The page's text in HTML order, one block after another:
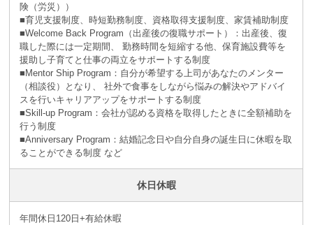
険（労災））
■育児支援制度、時短勤務制度、資格取得支援制度、家賃補助制度
■Welcome Back Program（出産後の復職サポート）：出産後、復
職した際には一定期間、 勤務時間を短縮する他、保育施設費等を
援助し子育てと仕事の両立をサポートする制度
■Mentor Ship Program：自分が希望する上司があなたのメンター
（相談役）となり、 社外で食事をしながら悩みの解決やアドバイ
スを行いキャリアアップをサポートする制度
■Skill-up Program：会社が認める資格を取得したときに全額補助を
行う制度
■Anniversary Program：結婚記念日や自分自身の誕生日に休暇を取
ることができる制度 など
休日休暇
年間休日120日+有給休暇